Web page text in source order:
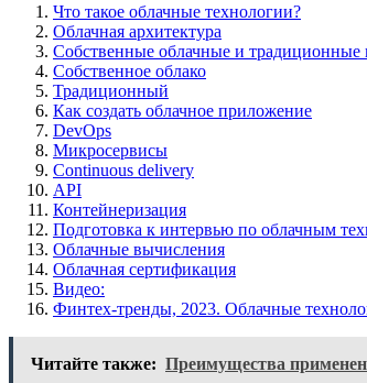
Что такое облачные технологии?
Облачная архитектура
Собственные облачные и традиционные
Собственное облако
Традиционный
Как создать облачное приложение
DevOps
Микросервисы
Continuous delivery
API
Контейнеризация
Подготовка к интервью по облачным
Облачные вычисления
Облачная сертификация
Видео:
Финтех-тренды, 2023. Облачные
Читайте также: Преимущества